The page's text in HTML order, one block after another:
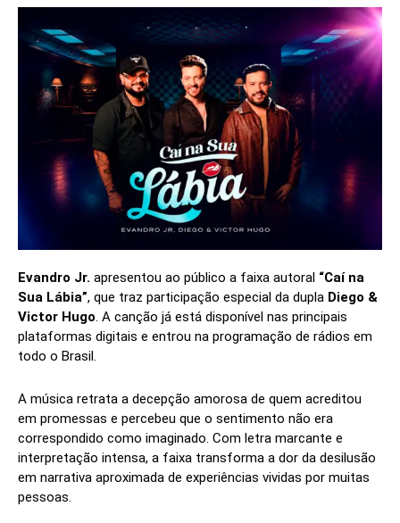
Evandro Jr. apresentou ao público a faixa autoral “Caí na
Sua Lábia”, que traz participação especial da dupla Diego &
Victor Hugo. A canção já está disponível nas principais
plataformas digitais e entrou na programação de rádios em
todo o Brasil.
A música retrata a decepção amorosa de quem acreditou
em promessas e percebeu que o sentimento não era
correspondido como imaginado. Com letra marcante e
interpretação intensa, a faixa transforma a dor da desilusão
em narrativa aproximada de experiências vividas por muitas
pessoas.